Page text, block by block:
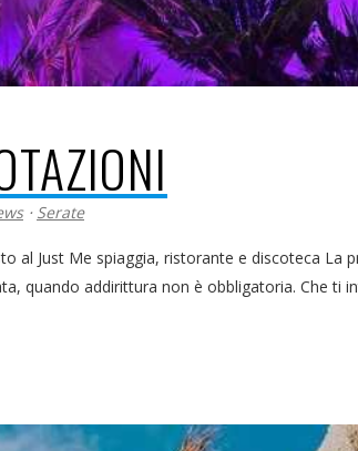
⋅ Serate
al Just Me spiaggia, ristorante e discoteca La
quando addirittura non è obbligatoria. Che ti